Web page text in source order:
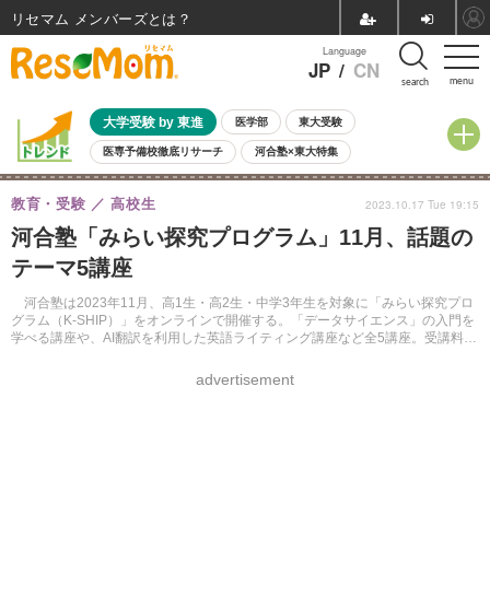
menu
Language
JP / CN search
大学受験 by 東進 医学部 東大受験
医専予備校徹底リサーチ 河合塾×東大特集
親子で考える大学選び 高校受験 中学受験 小学校受験
共通テスト 夏休み
8月開催イベント・WS 全国公立高校 過去問 人気記事
自由研究教材（小学生向け）
河合塾「みらい探究プログラム」11月、話題の
テーマ5講座
河合塾は2023年11月、高1生・高2生・中学3年生を対象に「みらい探究プロ
グラム（K-SHIP）」をオンラインで開催する。「データサイエンス」の入門を
学べる講座や、AI翻訳を利用した英語ライティング講座など全5講座。受講料は
教育・受験 高校生
advertisement
2023.10.17 Tue 19:15
リセマム メンバーズ